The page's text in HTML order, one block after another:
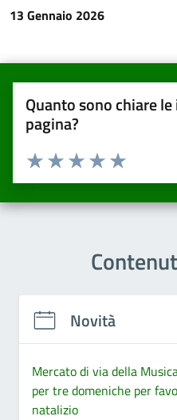
13 Gennaio 2026
Quanto sono chiare
pagina?
Valuta da 1 a 5 stelle la pagina
Valuta 5
Valuta 4 stelle
Valuta 3 stelle su 5
Valuta 2 stelle su 5
Valuta una stella su 5
Novità
Mercato di via della
per tre domeniche per
natalizio